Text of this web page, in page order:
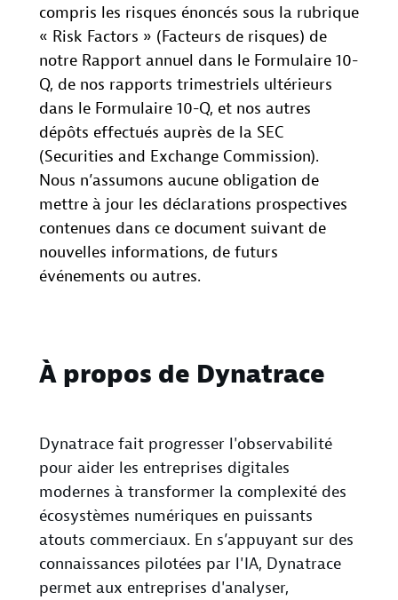
compris les risques énoncés sous la rubrique
« Risk Factors » (Facteurs de risques) de
notre Rapport annuel dans le Formulaire 10-
Q, de nos rapports trimestriels ultérieurs
dans le Formulaire 10-Q, et nos autres
dépôts effectués auprès de la SEC
(Securities and Exchange Commission).
Nous n’assumons aucune obligation de
mettre à jour les déclarations prospectives
contenues dans ce document suivant de
nouvelles informations, de futurs
événements ou autres.
À propos de Dynatrace
Dynatrace fait progresser l'observabilité
pour aider les entreprises digitales
modernes à transformer la complexité des
écosystèmes numériques en puissants
atouts commerciaux. En s’appuyant sur des
connaissances pilotées par l'IA, Dynatrace
permet aux entreprises d'analyser,